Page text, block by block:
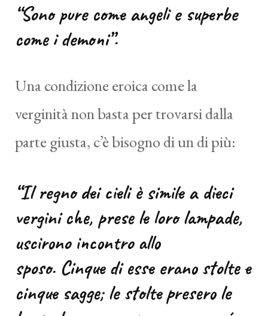
“Sono pure come angeli e superbe
come i demoni”.
Una condizione eroica come la
verginità non basta per trovarsi dalla
parte giusta, c’è bisogno di un di più:
“Il regno dei cieli è simile a dieci
vergini che, prese le loro lampade,
uscirono incontro allo
sposo. Cinque di esse erano stolte e
cinque sagge; le stolte presero le